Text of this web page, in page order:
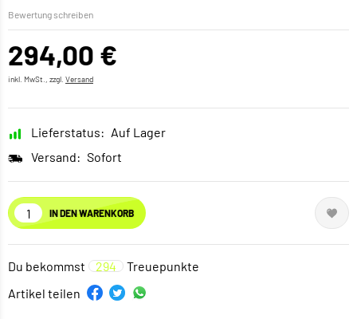
Bewertung schreiben
294,00 €
inkl. MwSt., zzgl. Versand
Lieferstatus: Auf Lager
Versand: Sofort
IN DEN WARENKORB
Du bekommst 294
Treuepunkte
Artikel teilen